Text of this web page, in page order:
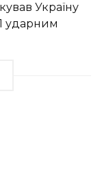
Україну
ударним